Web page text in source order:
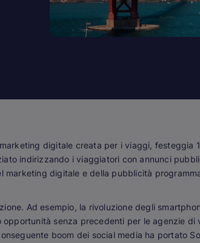
digitale creata per i viaggi, festeggia
indirizzando i viaggiatori con annunci
digitale e della pubblicità
Ad esempio, la rivoluzione degli
senza precedenti per le agenzie
boom dei social media ha portato